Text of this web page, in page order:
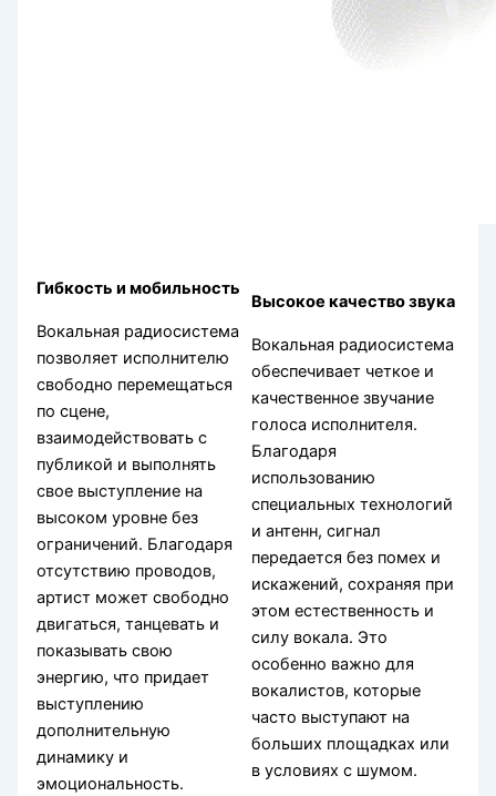
Гибкость и мобильность
Вокальная радиосистема
позволяет исполнителю
свободно перемещаться
по сцене,
взаимодействовать с
публикой и выполнять
свое выступление на
высоком уровне без
ограничений. Благодаря
отсутствию проводов,
артист может свободно
двигаться, танцевать и
показывать свою
энергию, что придает
выступлению
дополнительную
динамику и
эмоциональность.
Высокое качество звука
Вокальная радиосистема
обеспечивает четкое и
качественное звучание
голоса исполнителя.
Благодаря
использованию
специальных технологий
и антенн, сигнал
передается без помех и
искажений, сохраняя при
этом естественность и
силу вокала. Это
особенно важно для
вокалистов, которые
часто выступают на
больших площадках или
в условиях с шумом.